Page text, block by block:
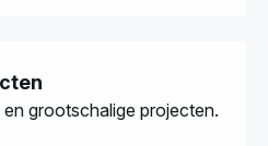
grootschalige projecten.